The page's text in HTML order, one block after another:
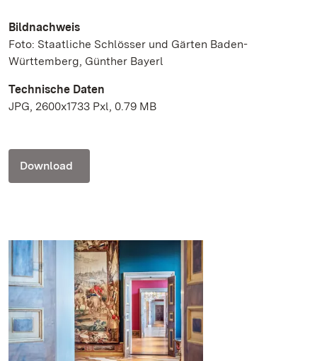
Bildnachweis
Foto: Staatliche Schlösser und Gärten Baden-
Württemberg, Günther Bayerl
Technische Daten
JPG, 2600x1733 Pxl, 0.79 MB
Download